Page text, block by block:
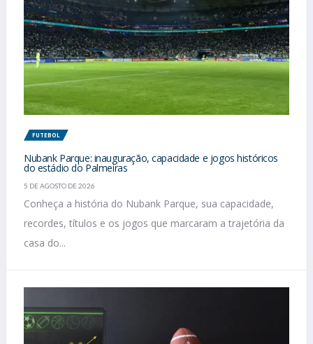
FUTEBOL
Nubank Parque: inauguração, capacidade e jogos históricos
do estádio do Palmeiras
5 DE AGOSTO DE 2026
Conheça a história do Nubank Parque, sua capacidade,
recordes, títulos e os jogos que marcaram a trajetória da
casa do...